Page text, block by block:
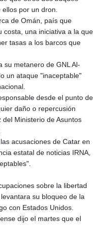
por un dron.
de Omán, país que
costa, una iniciativa a la que
tasas a los barcos que
su metanero de GNL Al-
un ataque "inaceptable"
desde el punto de
daño o repercusión
Ministerio de Asuntos
acusaciones de Catar en
estatal de noticias IRNA,
sobre la libertad
su bloqueo de la
con Estados Unidos.
dijo el martes que el